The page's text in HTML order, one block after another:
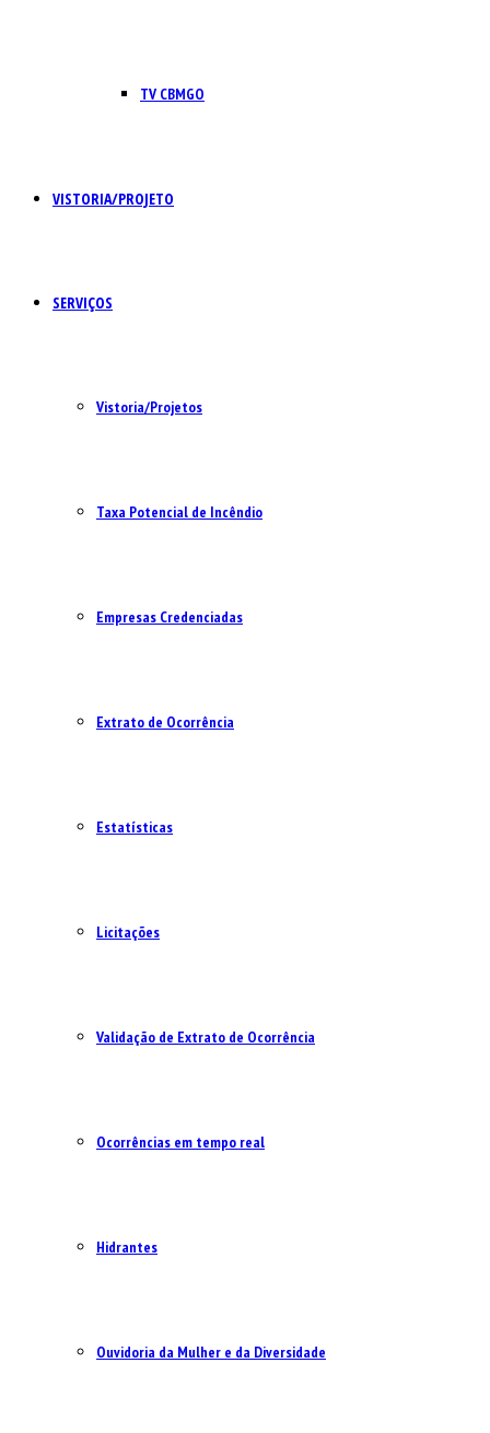
TV CBMGO
VISTORIA/PROJETO
SERVIÇOS
Vistoria/Projetos
Taxa Potencial de Incêndio
Empresas Credenciadas
Extrato de Ocorrência
Estatísticas
Licitações
Validação de Extrato de Ocorrência
Ocorrências em tempo real
Hidrantes
Ouvidoria da Mulher e da Diversidade